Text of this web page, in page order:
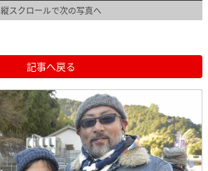
縦スクロールで次の写真へ
記事へ戻る